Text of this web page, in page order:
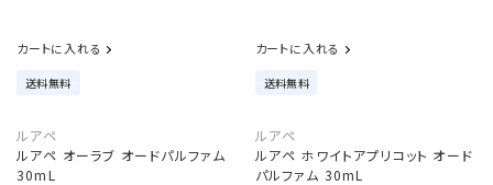
カートに入れる
送料無料
カートに入れる
送料無料
ルアペ
ルアペ オーラブ オードパルファム
30mL
ルアペ
ルアペ ホワイトアプリコット オード
パルファム 30mL